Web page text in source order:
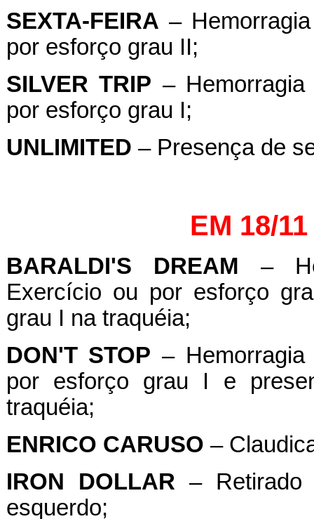
SEXTA-FEIRA –
por esforço grau II;
SILVER TRIP –
por esforço grau I;
UNLIMITED – Presença de
EM 18/
BARALDI'S DREAM –
Exercício ou por esforço
grau I na traquéia;
DON'T STOP –
por esforço grau I e
traquéia;
ENRICO CARUSO –
IRON
DOLLAR – Retirado
esquerdo;